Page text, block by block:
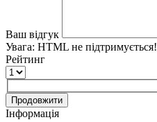
Ваш відгук
Увага: HTML не підтримується!
Рейтинг
Продовжити
Інформація